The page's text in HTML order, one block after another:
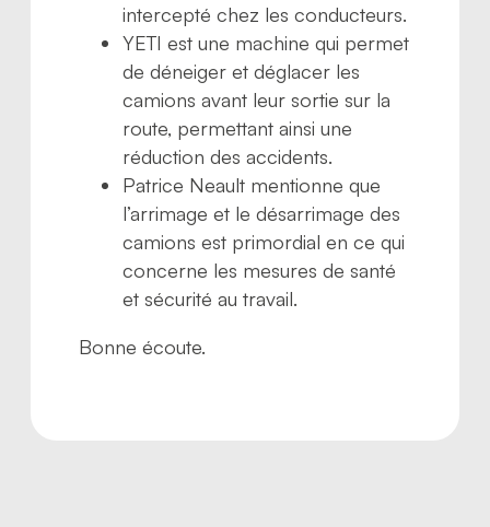
intercepté chez les conducteurs.
YETI est une machine qui permet
de déneiger et déglacer les
camions avant leur sortie sur la
route, permettant ainsi une
réduction des accidents.
Patrice Neault mentionne que
l’arrimage et le désarrimage des
camions est primordial en ce qui
concerne les mesures de santé
et sécurité au travail.
Bonne écoute.